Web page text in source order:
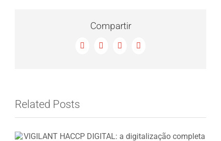
Compartir
Facebook
X LinkedInEmail
Related Posts